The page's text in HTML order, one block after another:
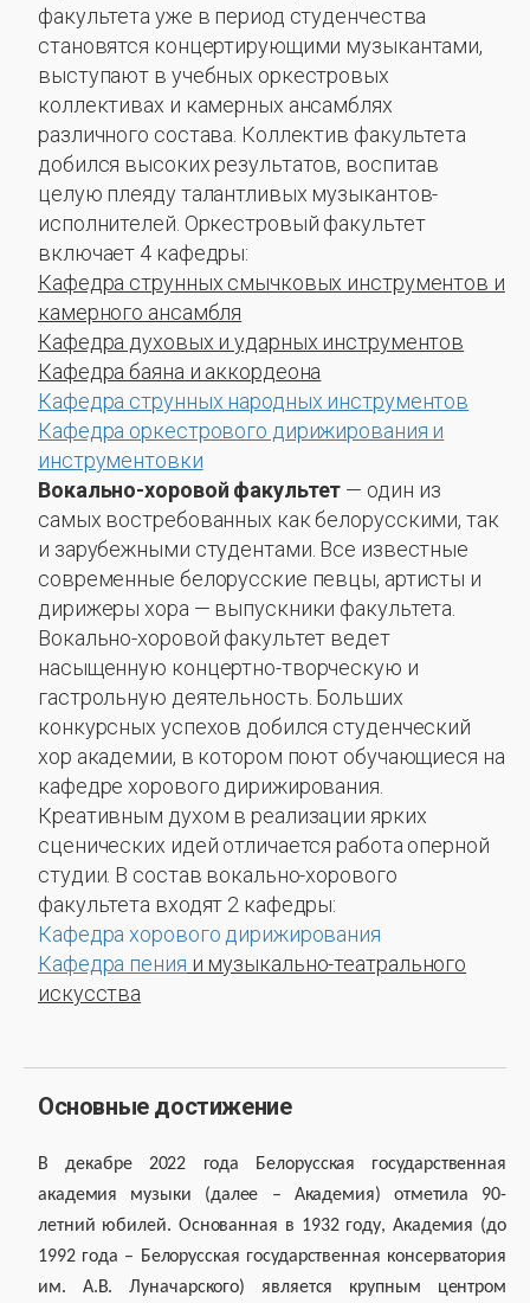
факультета уже в период студенчества
становятся концертирующими музыкантами,
выступают в учебных оркестровых
коллективах и камерных ансамблях
различного состава. Коллектив факультета
добился высоких результатов, воспитав
целую плеяду талантливых музыкантов-
исполнителей. Оркестровый факультет
включает 4 кафедры:
Кафедра струнных смычковых инструментов и
камерного ансамбля
Кафедра духовых и ударных инструментов
Кафедра баяна и аккордеона
Кафедра струнных народных инструментов
Кафедра оркестрового дирижирования и
инструментовки
Вокально-хоровой факультет — один из
самых востребованных как белорусскими, так
и зарубежными студентами. Все известные
современные белорусские певцы, артисты и
дирижеры хора — выпускники факультета.
Вокально-хоровой факультет ведет
насыщенную концертно-творческую и
гастрольную деятельность. Больших
конкурсных успехов добился студенческий
хор академии, в котором поют обучающиеся на
кафедре хорового дирижирования.
Креативным духом в реализации ярких
сценических идей отличается работа оперной
студии. В состав вокально-хорового
факультета входят 2 кафедры:
Кафедра хорового дирижирования
Кафедра пения и музыкально-театрального
искусства
Основные достижение
В декабре 2022 года Белорусская государственная
академия музыки (далее – Академия) отметила 90-
летний юбилей. Основанная в 1932 году, Академия (до
1992 года – Белорусская государственная консерватория
им. А.В. Луначарского) является крупным центром